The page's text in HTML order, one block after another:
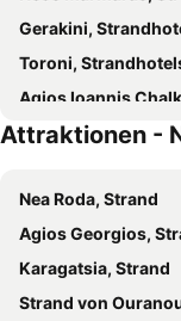
Dominici
Hotel Alkionis
Trinity Suites Ammouliani
Xenia Ouranoupolis
Gerakini,
Toroni,
Agios Ioannis Chalkidikis,
Psakoudia,
Asprovalta,
Porto Koufo,
Olympiada,
Agios Nikolaos Chalkidikis,
Attraktionen -
Nea Roda, Strand
Agios Georgios,
Karagatsia, Strand
Strand von